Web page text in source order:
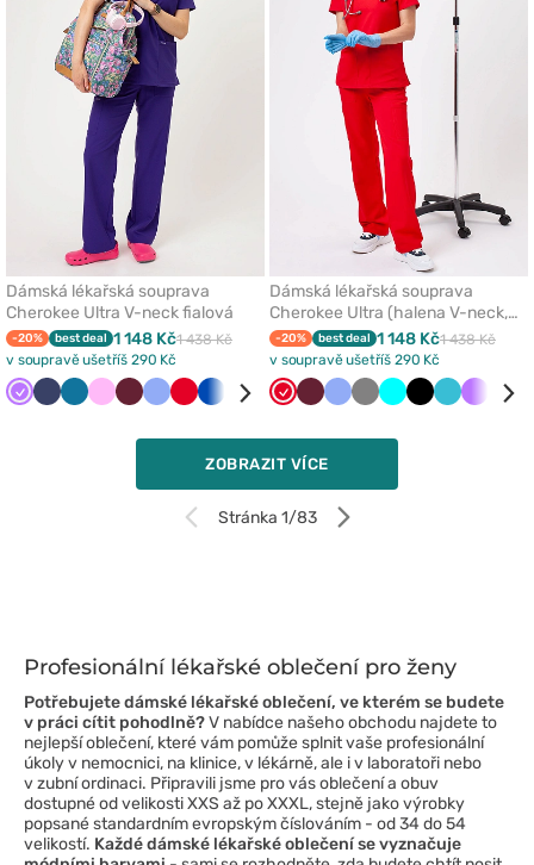
Dámská lékařská souprava
Cherokee Ultra V-neck fialová
-20% best deal 1 148 Kč1 438 Kč
v soupravě ušetříš 290 Kč
FialováNámořnická
Karaibsky
RůžováTřešňová
KlasickyČervenáKrálovsky
ŠedáČernáOlivková
Béžová
ZelenáSvětleTyrkysová
Mořsky
Bílá
Dámská lékařská souprava
Cherokee Ultra (halena V-neck,
Cargo kalhoty) červená
-20% best deal 1 148 Kč1 438 Kč
v soupravě ušetříš 290 Kč
ČervenáTřešňová
KlasickyŠedáTyrkysová
ČernáMořskyFialová
ZOBRAZIT VÍCE
Stránka 1/83
Profesionální lékařské oblečení pro ženy
Potřebujete dámské lékařské oblečení, ve kterém se budete
v práci cítit pohodlně?V nabídce našeho obchodu najdete to
nejlepší oblečení, které vám pomůže splnit vaše profesionální
úkoly v nemocnici, na klinice, v lékárně, ale i v laboratoři nebo
v zubní ordinaci. Připravili jsme pro vás oblečení a obuv
dostupné od velikosti XXS až po XXXL, stejně jako výrobky
popsané standardním evropským číslováním - od 34 do 54
velikostí. Každé dámské lékařské oblečení se vyznačuje